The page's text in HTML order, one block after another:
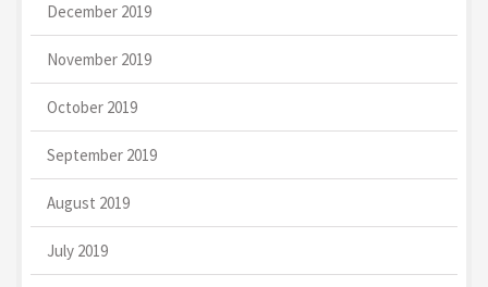
December 2019
November 2019
October 2019
September 2019
August 2019
July 2019